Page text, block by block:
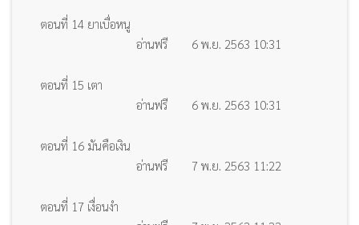
ตอนที่ 14 ยาเบื่อหนู
อ่านฟรี
6 พ.ย. 2563 10:31
ตอนที่ 15 เตา
อ่านฟรี
6 พ.ย. 2563 10:31
ตอนที่ 16 มันคือเงิน
อ่านฟรี
7 พ.ย. 2563 11:22
ตอนที่ 17 เงื่อนงำ